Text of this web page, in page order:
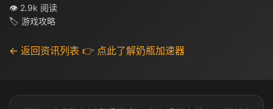
👁 2.9k 阅读
🏷 游戏攻略
← 返回资讯列表 👉 点此了解奶瓶加速器